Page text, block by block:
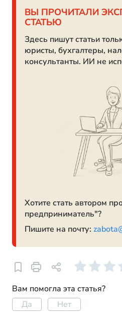
ВЫ ПРОЧИТАЛИ
СТАТЬЮ
Здесь пишут статьи
юристы, бухгалтеры,
консультанты. ИИ не
Хотите стать автором
предприниматель"?
Пишите на почту:
Вам помогла эта статья?
Да
Нет